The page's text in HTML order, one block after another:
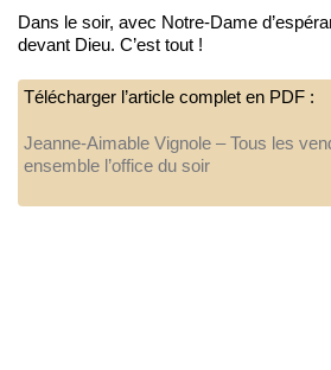
Dans le soir, avec Notre-Dame
devant Dieu. C’est tout !
Télécharger l’article complet en PDF :
Jeanne-Aimable Vignole – Tous les
ensemble l’office du soir